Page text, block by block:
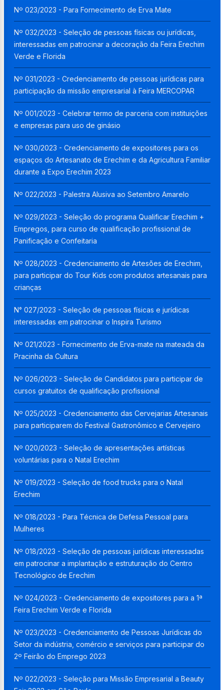
Nº 023/2023 - Para Fornecimento de Erva Mate
Nº 032/2023 - Seleção de pessoas físicas ou jurídicas,
interessadas em patrocinar a decoração da Feira Erechim
Verde e Florida
Nº 031/2023 - Credenciamento de pessoas jurídicas para
participação da missão empresarial à Feira MERCOPAR
Nº 001/2023 - Celebrar termo de parceria com instituições
e empresas para uso de ginásio
Nº 030/2023 - Credenciamento de expositores para os
espaços do Artesanato de Erechim e da Agricultura Familiar
durante a Expo Erechim 2023
Nº 022/2023 - Palestra Alusiva ao Setembro Amarelo
Nº 029/2023 - Seleção do programa Qualificar Erechim +
Empregos, para curso de qualificação profissional de
Panificação e Confeitaria
Nº 028/2023 - Credenciamento de Artesões de Erechim,
para participar do Tour Kids com produtos artesanais para
crianças
N° 027/2023 - Seleção de pessoas físicas e jurídicas
interessadas em patrocinar o Inspira Turismo
Nº 021/2023 - Fornecimento de Erva-mate na mateada da
Pracinha da Cultura
Nº 026/2023 - Seleção de Candidatos para participar de
cursos gratuitos de qualificação profissional
Nº 025/2023 - Credenciamento das Cervejarias Artesanais
para participarem do Festival Gastronômico e Cervejeiro
Nº 020/2023 - Seleção de apresentações artísticas
voluntárias para o Natal Erechim
Nº 019/2023 - Seleção de food trucks para o Natal
Erechim
Nº 018/2023 - Para Técnica de Defesa Pessoal para
Mulheres
Nº 018/2023 - Seleção de pessoas jurídicas interessadas
em patrocinar a implantação e estruturação do Centro
Tecnológico de Erechim
Nº 024/2023 - Credenciamento de expositores para a 1ª
Feira Erechim Verde e Florida
Nº 023/2023 - Credenciamento de Pessoas Jurídicas do
Setor da indústria, comércio e serviços para participar do
2º Feirão do Emprego 2023
Nº 022/2023 - Seleção para Missão Empresarial a Beauty